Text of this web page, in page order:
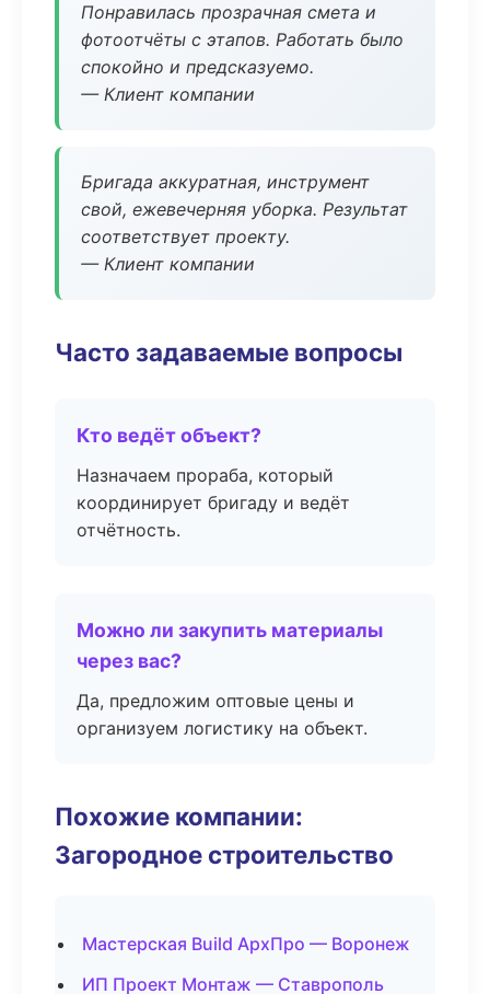
Понравилась прозрачная смета и
фотоотчёты с этапов. Работать было
спокойно и предсказуемо.
— Клиент компании
Бригада аккуратная, инструмент
свой, ежевечерняя уборка. Результат
соответствует проекту.
— Клиент компании
Часто задаваемые вопросы
Кто ведёт объект?
Назначаем прораба, который
координирует бригаду и ведёт
отчётность.
Можно ли закупить материалы
через вас?
Да, предложим оптовые цены и
организуем логистику на объект.
Похожие компании:
Загородное строительство
Мастерская Build АрхПро — Воронеж
ИП Проект Монтаж — Ставрополь